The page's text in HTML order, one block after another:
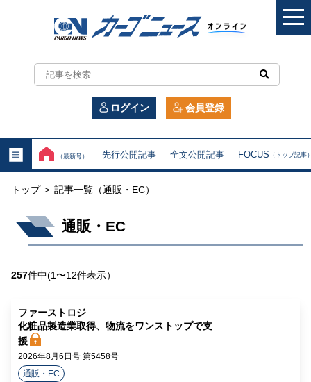
カ
ー
ニ
ュ
ス
ラ
イ
ログイン 会員登録
（最新号） 先行公開記事 全文公開記事 FOCUS （トップ記事
トップ > 記事一覧（通販・EC）
通販・EC
257件中(1〜12件表示）
ファーストロジ
化粧品製造業取得、物流をワンストップで支
援
2026年8月6日号 第5458号
通販・EC